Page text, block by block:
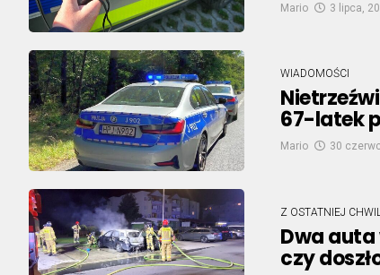
Mario 3 lipca,
WIADOMOŚCI
67-latek
Mario 30
Z OSTATNIEJ
Dwa auta
czy